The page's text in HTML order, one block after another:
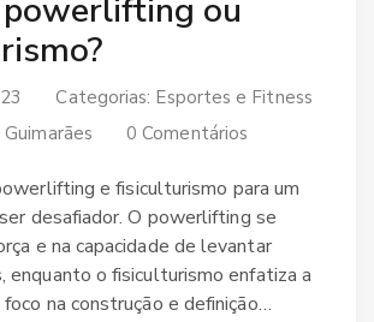
ou
Categorias: Esportes e Fitness
0 Comentários
e fisiculturismo para um
desafiador. O powerlifting se
e na capacidade de levantar
enquanto o fisiculturismo enfatiza a
foco na construção e definição